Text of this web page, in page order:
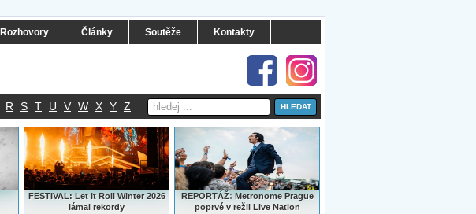
Rozhovory Články Soutěže Kontakty
R S T U V W X Y Z
FESTIVAL: Let It Roll Winter 2026
lámal rekordy
REPORTÁŽ:Metronome Prague
poprvé v režii Live Nation